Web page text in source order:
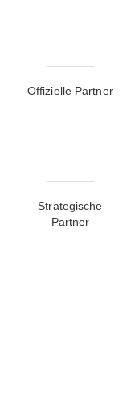
Offizielle Partner
Strategische
Partner